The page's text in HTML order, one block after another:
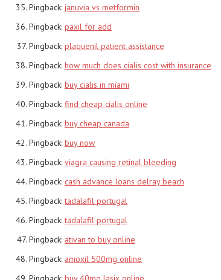
Pingback: januvia vs metformin
Pingback: paxil for add
Pingback: plaquenil patient assistance
Pingback: how much does cialis cost with insurance
Pingback: buy cialis in miami
Pingback: find cheap cialis online
Pingback: buy cheap canada
Pingback: buy now
Pingback: viagra causing retinal bleeding
Pingback: cash advance loans delray beach
Pingback:tadalafil portugal
Pingback:tadalafil portugal
Pingback: ativan to buy online
Pingback: amoxil 500mg online